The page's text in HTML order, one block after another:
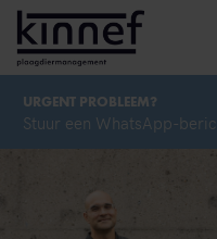
Ga naar inhoud
URGENT PROBLEEM?
Stuur een WhatsApp-